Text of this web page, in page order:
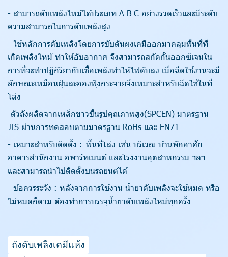
- สามารถดับเพลิงไหม้ได้ประเภท A B C อย่างรวดเร็วและมีระดับ
ความสามารถในการดับเพลิงสูง
- ใช้หลักการดับเพลิงโดยการขับดันผงเคมีออกมาคลุมพื้นที่ที่
เกิดเพลิงไหม้ ทำให้อับอากาศ จึงสามารถสกัดกั้นออกซิเจนใน
การที่จะทำปฏิกิริยากับเชื้อเพลิงทำให้ไฟดับลง เมื่อฉีดใช้งานจะมี
ลักษณะเหมือนฝุ่นละอองฟุ้งกระจายจึงเหมาะสำหรับฉีดใช้ในที่
โล่ง
-ตัวถังผลิตจากเหล็กขาวขึ้นรูปคุณภาพสูง(SPCEN) มาตรฐาน
JIS ผ่านการทดสอบตามมาตรฐาน RoHs และ EN71
- เหมาะสำหรับติดตั้ง : พื้นที่โล่ง เช่น บริเวณ บ้านพักอาศัย
อาคารสำนักงาน อพาร์ทเมนต์ และโรงงานอุตสาหกรรม ฯลฯ
และสามารถนำไปติดตั้งบนรถยนต์ได้
- ข้อควรระวัง : หลังจากการใช้งาน น้ำยาดับเพลิงจะใช้หมด หรือ
ไม่หมดก็ตาม ต้องทำการบรรจุน้ำยาดับเพลิงใหม่ทุกครั้ง
ถังดับเพลิงเคมีแห้ง